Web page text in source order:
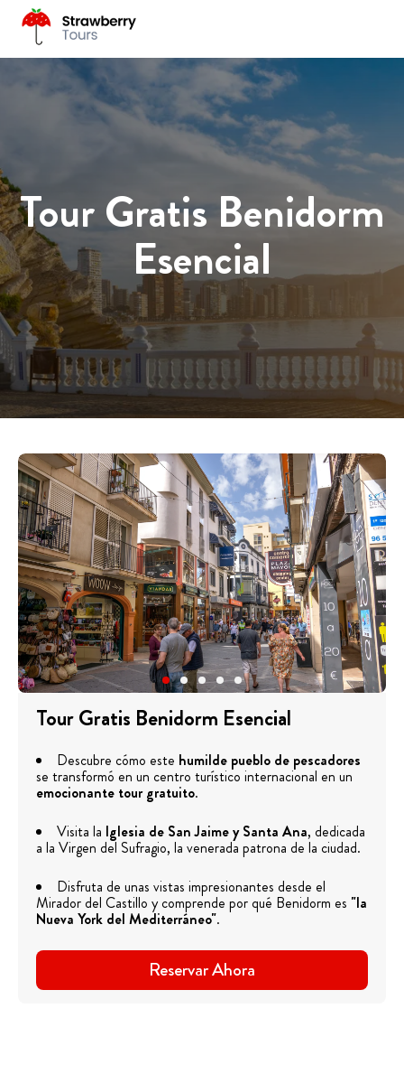
Tour Gratis Benidorm
Esencial
Tour Gratis Benidorm Esencial
Descubre cómo este humilde pueblo de pescadores
se transformó en un centro turístico internacional en un
emocionante tour gratuito.
Visita la Iglesia de San Jaime y Santa Ana, dedicada
a la Virgen del Sufragio, la venerada patrona de la ciudad.
Disfruta de unas vistas impresionantes desde el
Mirador del Castillo y comprende por qué Benidorm es "la
Nueva York del Mediterráneo".
Reservar Ahora